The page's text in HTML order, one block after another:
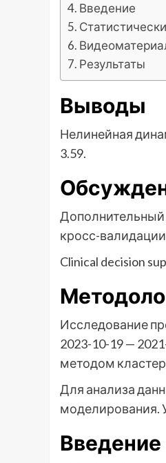
Введение
Результаты
Выводы
Нелинейная
3.59.
Дополнительный
кросс-
Clinical decision
Исследование
2023-10-19 —
методом
Для анализа
моделирования.
Введение